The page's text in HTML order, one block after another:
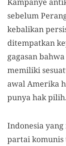
sebelum
kebalikan
ditempatkan
gagasan
memiliki
awal Amerika
punya hak pilih.
Indonesia
partai komunis